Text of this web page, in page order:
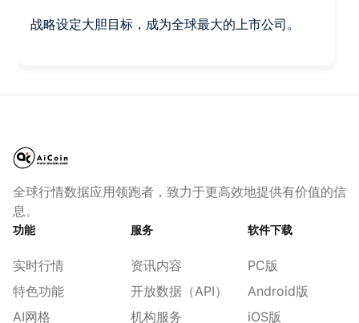
战略设定大胆目标，成为全球最大的上市公司。
全球行情数据应用领跑者，致力于更高效地提供有价值的信
息。
功能
实时行情
特色功能
AI网格
服务
资讯内容
开放数据（API）
机构服务
软件下载
PC版
Android版
iOS版